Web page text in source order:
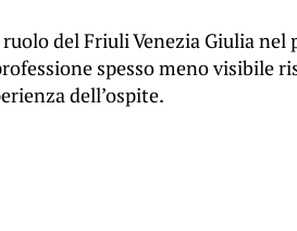
del Friuli Venezia Giulia nel
spesso meno visibile
dell’ospite.